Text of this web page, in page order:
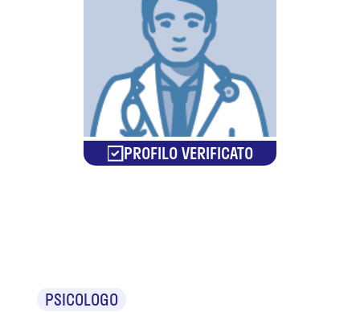
PROFILO VERIFICATO
PSICOLOGO